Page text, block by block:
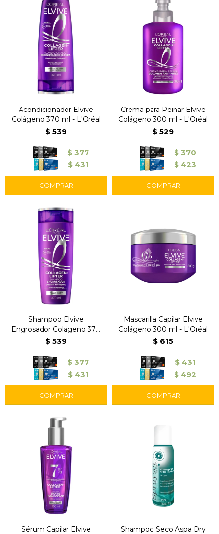
Acondicionador Elvive
Colágeno 370 ml - L'Oréal
$ 539
$ 377
$ 431
Crema para Peinar Elvive
Colágeno 300 ml - L'Oréal
$ 529
$ 370
$ 423
Shampoo Elvive
Engrosador Colágeno 370
ml - L'Oréal
$ 539
$ 377
$ 431
Mascarilla Capilar Elvive
Colágeno 300 ml - L'Oréal
$ 615
$ 431
$ 492
Sérum Capilar Elvive
Shampoo Seco Aspa Dry